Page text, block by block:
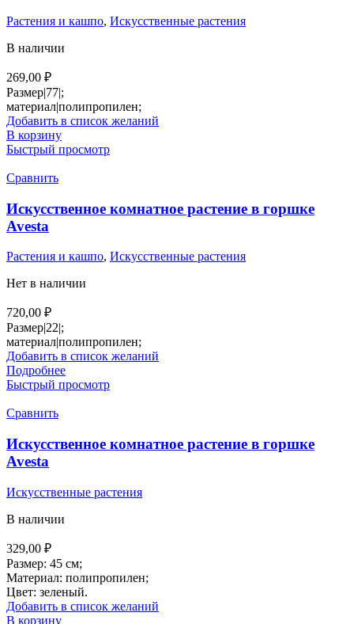
Растения и кашпо, Искусственные растения
В наличии
269,00 ₽
Размер|77|;
материал|полипропилен;
Добавить в список желаний
В корзину
Быстрый просмотр
Сравнить
Искусственное комнатное растение в горшке
Avesta
Растения и кашпо, Искусственные растения
Нет в наличии
720,00 ₽
Размер|22|;
материал|полипропилен;
Добавить в список желаний
Подробнее
Быстрый просмотр
Сравнить
Искусственное комнатное растение в горшке
Avesta
Искусственные растения
В наличии
329,00 ₽
Размер: 45 см;
Материал: полипропилен;
Цвет: зеленый.
Добавить в список желаний
В корзину